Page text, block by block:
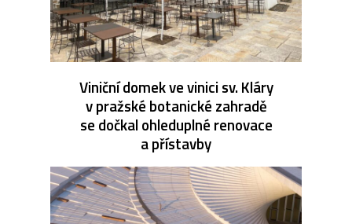
Viniční domek ve vinici sv. Kláry
v pražské botanické zahradě
se dočkal ohleduplné renovace
a přístavby